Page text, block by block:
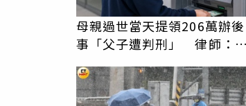
母親過世當天提領206萬辦後
事「父子遭判刑」 律師：搶